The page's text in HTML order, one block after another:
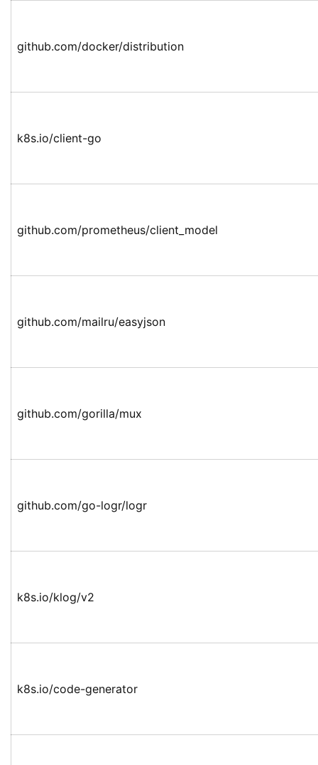
github.com/docker/distribution
k8s.io/client-go
github.com/prometheus/client_model
github.com/mailru/easyjson
github.com/gorilla/mux
github.com/go-logr/logr
k8s.io/klog/v2
k8s.io/code-generator